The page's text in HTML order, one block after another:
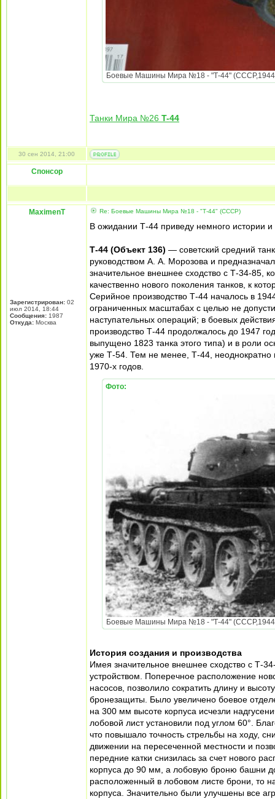
Боевые Машины Мира №18 - "Т-44" (СССР,1944)
Танки Мира №26 T-44
30 сен 2014, 21:00
Спонсор
MaximenT
Зарегистрирован: 02
июл 2014, 18:44
Сообщения: 1987
Откуда: Москва
Re: Боевые Машины Мира №18 - "Т-44" (СССР)
В ожидании Т-44 приведу немного истории и
Т-44 (Объект 136) — советский средний
руководством А. А. Морозова и
значительное внешнее сходство с Т-34-85,
качественно нового поколения танков, к
Серийное производство Т-44 началось в
ограниченных масштабах с целью не
наступательных операций; в боевых
производство Т-44 продолжалось до 1947
выпущено 1823 танка этого типа) и в роли
уже Т-54. Тем не менее, Т-44, неоднократно
1970-х годов.
Фото:
Боевые Машины Мира №18 - "Т-44" (СССР,1944)
История создания и производства
Имея значительное внешнее сходство с Т-
устройством. Поперечное расположение
насосов, позволило сократить длину и
бронезащиты. Было увеличено боевое
на 300 мм высоте корпуса исчезли
лобовой лист установили под углом 60°.
что повышало точность стрельбы на ходу,
движении на пересеченной местности и
передние катки снизилась за счет нового
корпуса до 90 мм, а лобовую броню башни
расположенный в лобовом листе брони, то
корпуса. Значительно были улучшены все